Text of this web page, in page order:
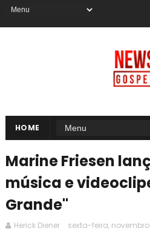
HOME
Marine Friesen
música e
Grande"
Herick Diener sexta-feira, novembro